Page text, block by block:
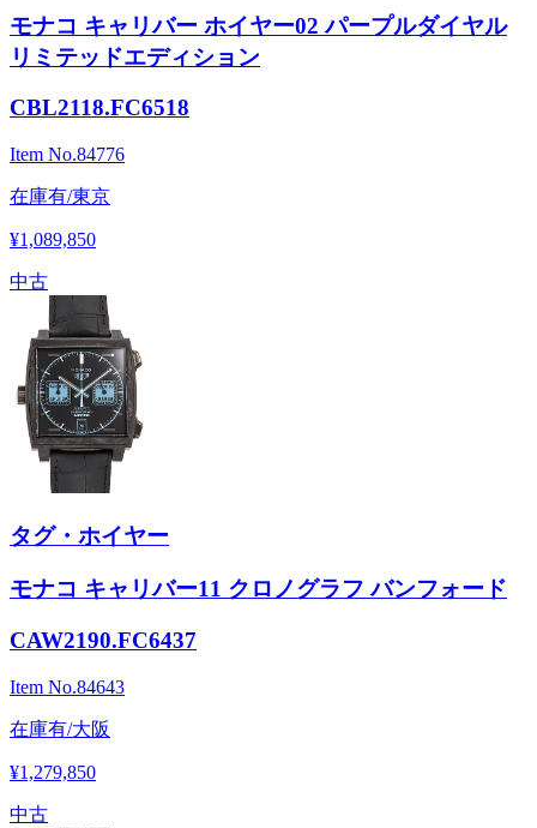
モナコ キャリバー ホイヤー02 パープルダイヤル
リミテッドエディション
CBL2118.FC6518
Item No.84776
在庫有/東京
¥1,089,850
中古
タグ・ホイヤー
モナコ キャリバー11 クロノグラフ バンフォード
CAW2190.FC6437
Item No.84643
在庫有/大阪
¥1,279,850
中古